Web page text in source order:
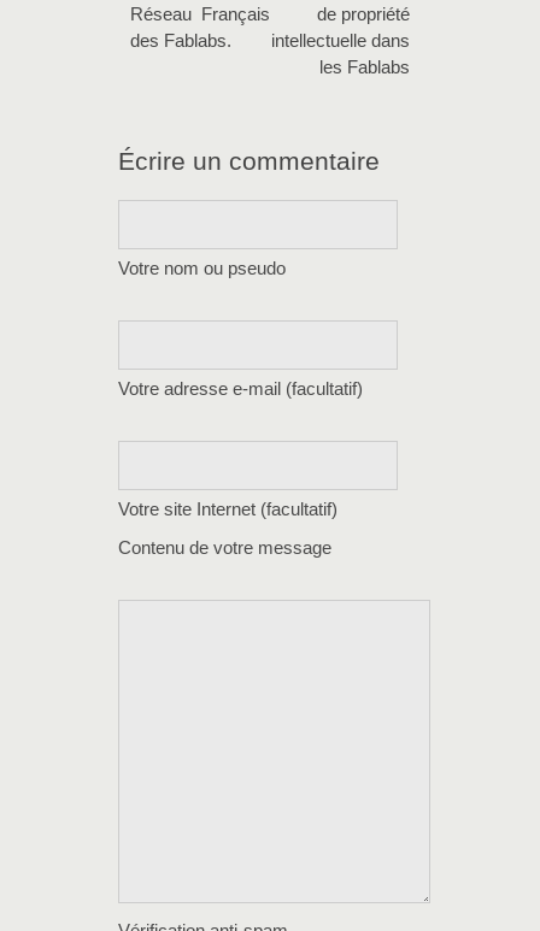
Réseau Français
des Fablabs.
de propriété
intellectuelle dans
les Fablabs
Écrire un commentaire
Votre nom ou pseudo
Votre adresse e-mail (facultatif)
Votre site Internet (facultatif)
Contenu de votre message